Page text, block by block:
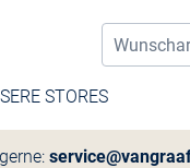
STORES